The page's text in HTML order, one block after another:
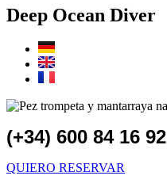
Deep Ocean Diver
(+34) 600 84 16 92
QUIERO RESERVAR